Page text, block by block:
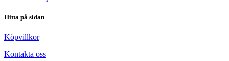
Hitta på sidan
Köpvillkor
Kontakta oss